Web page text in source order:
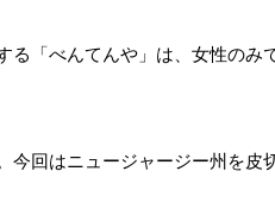
る「べんてんや」は、女性のみ
今回はニュージャージー州を皮